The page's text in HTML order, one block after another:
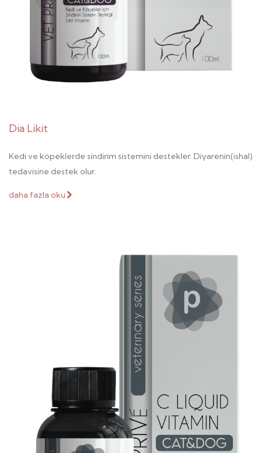
Dia Likit
Kedi ve köpeklerde sindirim sistemini destekler. Diyarenin(ishal)
tedavisine destek olur.
daha fazla oku